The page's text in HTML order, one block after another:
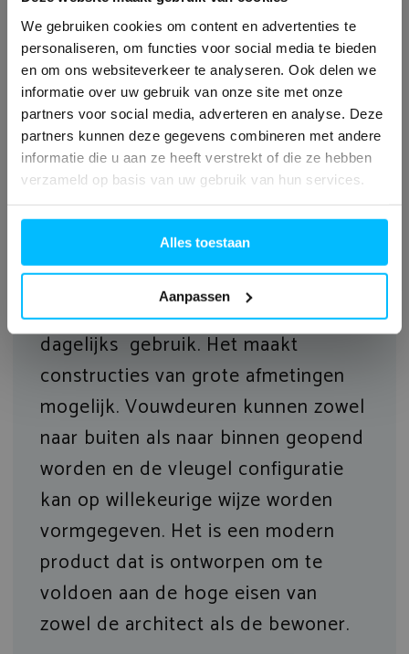
We gebruiken cookies om content en advertenties te
personaliseren, om functies voor social media te bieden
en om ons websiteverkeer te analyseren. Ook delen we
informatie over uw gebruik van onze site met onze
partners voor social media, adverteren en analyse. Deze
partners kunnen deze gegevens combineren met andere
informatie die u aan ze heeft verstrekt of die ze hebben
verzameld op basis van uw gebruik van hun services.
Alles toestaan
Aanpassen
bij de woning betrokken. Geniet
volledig van het “outdoor living”
concept. Vouwdeuren vormen een
perfecte, brede toegang van huis
naar terras of een verbinding van
café of restaurant met de
buitenruimte die tijdens het seizoen
wordt gebruikt.Het systeem MB-
FOLDLINE HD is een bijzonder
comfortabele oplossing voor
dagelijks gebruik. Het maakt
constructies van grote afmetingen
mogelijk. Vouwdeuren kunnen zowel
naar buiten als naar binnen geopend
worden en de vleugel configuratie
kan op willekeurige wijze worden
vormgegeven. Het is een modern
product dat is ontworpen om te
voldoen aan de hoge eisen van
zowel de architect als de bewoner.